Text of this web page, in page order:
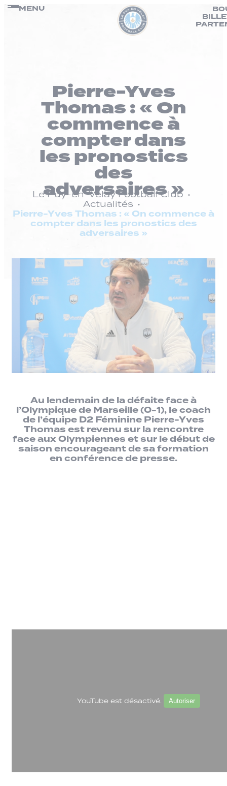
Passer
MENU
Pierre-Yves
Thomas : « On
commence à
compter dans
les pronostics
des
adversaires »
Le Puy-en-Velay Football Club
Actualités
Pierre-Yves Thomas : « On commence à
compter dans les pronostics des
adversaires »
Au lendemain de la défaite face à
l’Olympique de Marseille (0-1), le coach
de l’équipe D2 Féminine Pierre-Yves
Thomas est revenu sur la rencontre
face aux Olympiennes et sur le début de
saison encourageant de sa formation
en conférence de presse.
YouTube est désactivé. Autoriser
Panneau de gestion des cookies